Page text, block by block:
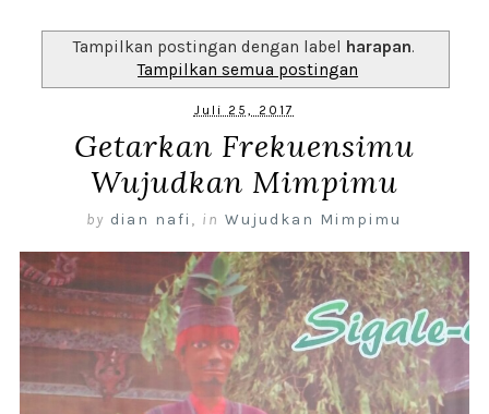
Tampilkan postingan dengan label harapan.
Tampilkan semua postingan
Juli 25, 2017
Getarkan Frekuensimu
Wujudkan Mimpimu
by dian nafi , in Wujudkan Mimpimu